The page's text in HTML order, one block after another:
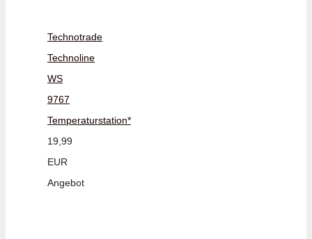
Technotrade
Technoline
WS
9767
Temperaturstation*
19,99
EUR
Angebot